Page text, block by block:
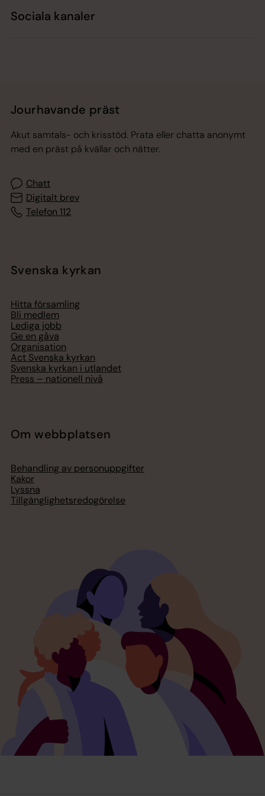
Sociala kanaler
Jourhavande präst
Akut samtals- och krisstöd. Prata eller chatta anonymt
med en präst på kvällar och nätter.
Chatt
Digitalt brev
Telefon 112
Svenska kyrkan
Hitta församling
Bli medlem
Lediga jobb
Ge en gåva
Organisation
Act Svenska kyrkan
Svenska kyrkan i utlandet
Press – nationell nivå
Om webbplatsen
Behandling av personuppgifter
Kakor
Lyssna
Tillgänglighetsredogörelse